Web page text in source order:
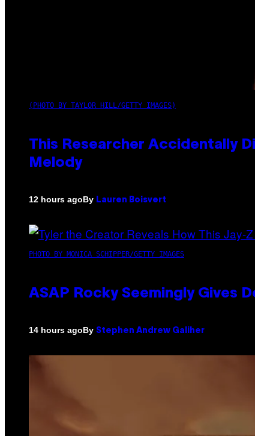
(PHOTO BY TAYLOR HILL/GETTY IMAGES)
This Researcher Accidentally
Melody
12 hours agoBy Lauren Boisvert
PHOTO BY MONICA SCHIPPER/GETTY IMAGES
ASAP Rocky Seemingly Gives
14 hours agoBy Stephen Andrew Galiher